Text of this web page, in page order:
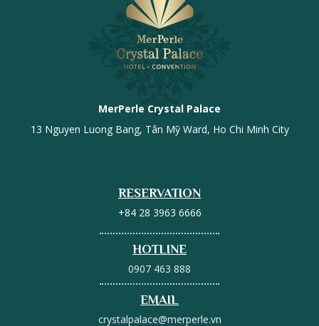
MerPerle Crystal Palace
13 Nguyen Luong Bang, Tân Mỹ Ward, Ho Chi Minh City
RESERVATION
+84 28 3963 6666
HOTLINE
0907 463 888
EMAIL
crystalpalace@merperle.vn